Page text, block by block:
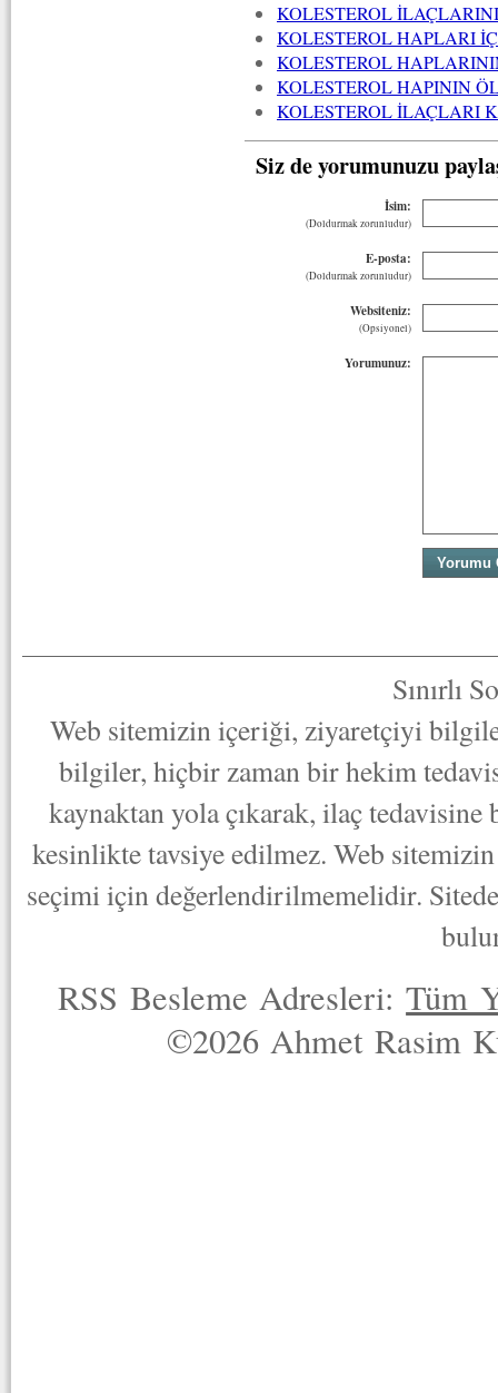
KOLESTEROL
KOLESTEROL HAPLARI
KOLESTEROL
KOLESTEROL HAPININ
KOLESTEROL İLAÇLARI
Siz de yorumunuzu
İsim:
(Doldurmak zorunludur)
E-posta:
(Doldurmak zorunludur)
Websiteniz:
(Opsiyonel)
Yorumunuz:
Sınırlı
Web sitemizin içeriği, ziyaretçiyi
bilgiler, hiçbir zaman bir hekim
kaynaktan yola çıkarak, ilaç
kesinlikte tavsiye edilmez. Web
seçimi için değerlendirilmemelidir.
RSS Besleme Adresleri:Tüm
©2026 Ahmet Rasim